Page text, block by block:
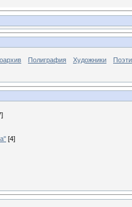
Полиграфия Художники
[4]